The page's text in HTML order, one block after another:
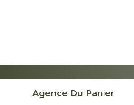
Agence Du Panier